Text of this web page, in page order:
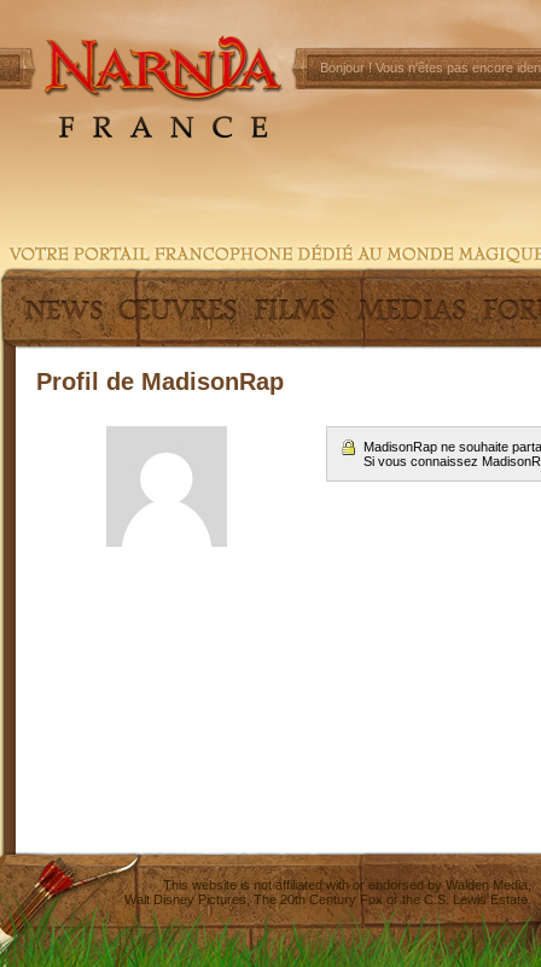
Bonjour !Vous n'êtes pas encore
Profil de MadisonRap
MadisonRap ne souhaite
Si vous connaissez
This website is not affiliated with or endorsed byWalden Media
Walt Disney Pictures,The 20th Century Fox or the C.S. Lewis Estate.